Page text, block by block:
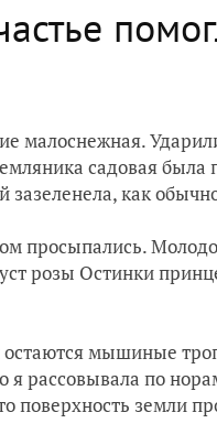
малоснежная.
садовая была
зазеленела, как
просыпались.
розы Остинки
мышиные
я рассовывала по
поверхность земли